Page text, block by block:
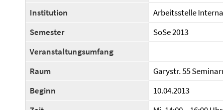
Institution
Arbeitsstelle
Semester
SoSe 2013
Veranstaltungsumfang
Raum
Garystr. 55
Beginn
10.04.2013